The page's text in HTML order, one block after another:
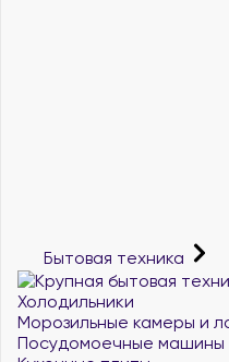
Бытовая техника
Холодильники
Морозильные камеры и
Посудомоечные машины